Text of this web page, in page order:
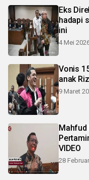
Eks
hadapi
ini
4 Mei
Vonis
anak
9 Maret
Mahfud
VIDEO
28